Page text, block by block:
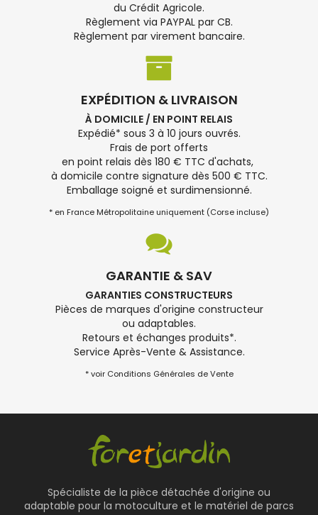
du Crédit Agricole.
Règlement via PAYPAL par CB.
Règlement par virement bancaire.
EXPÉDITION & LIVRAISON
À DOMICILE / EN POINT RELAIS
Expédié* sous 3 à 10 jours ouvrés.
Frais de port offerts
en point relais dès 180 € TTC d'achats,
à domicile contre signature dès 500 € TTC.
Emballage soigné et surdimensionné.
* en France Métropolitaine uniquement (Corse incluse)
GARANTIE & SAV
GARANTIES CONSTRUCTEURS
Pièces de marques d'origine constructeur
ou adaptables.
Retours et échanges produits*.
Service Après-Vente & Assistance.
* voir Conditions Générales de Vente
Spécialiste de la pièce détachée d'origine ou
adaptable pour la motoculture et le matériel de parcs